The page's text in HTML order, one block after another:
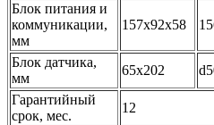
Блок питания и
коммуникации,
мм
157x92x58
Блок датчика,
мм
65х202
Гарантийный
срок, мес.
12